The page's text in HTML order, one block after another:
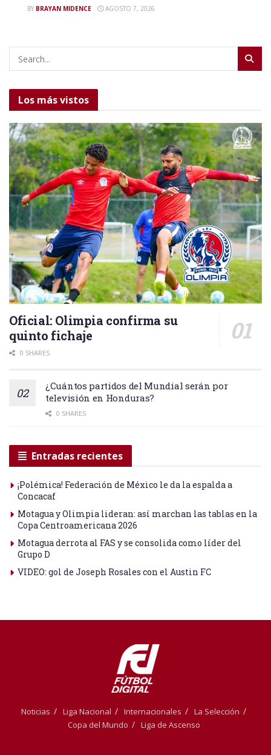
BY BRAYAN MIDENCE AGOSTO 7, 2026
Los más vistos
Oficial: Olimpia confirma su
quinto fichaje
0 SHARES
¿Cuántos partidos del Mundial serán por
televisión en Honduras?
0 SHARES
Entradas recientes
¡Polémica! Federación de México le da la espalda a
Concacaf
Motagua y Olimpia lideran: así marchan las tablas en la
Copa Centroamericana 2026
Motagua derrota al FAS y se consolida como líder del
Grupo D
VIDEO: gol de Joseph Rosales con el Austin FC
Noticias Liga Nacional Internacionales
La Selección
Copa del Mundo
Liga de Ascenso